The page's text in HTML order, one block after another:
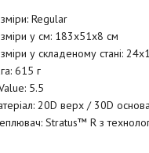
Regular
у см: 183x51x8 см
у складеному стані:
615 г
5.5
20D верх / 30D
Stratus™ R з